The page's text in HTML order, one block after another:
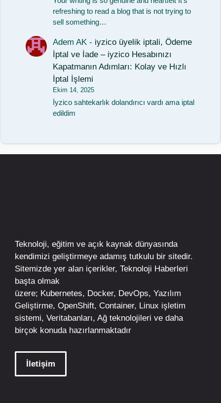
refreshing to read a blog that is not trying to
sell something…
Adem AK - iyzico üyelik iptali, Ödeme
İptal ve İade – iyzico Hesabınızı
Kapatmanın Adımları: Kolay ve Hızlı
İptal İşlemi
Ekim 14, 2025
İyzico sahtekarlık dolandırıcı vardı ama iptal
edildim
Teknoloji, eğitim ve açık kaynak dünyasında
kendimizi geliştirmeye adamış tutkulu bir sitedir.
Sitemizde yer alan içerikler, Teknoloji Haberleri
başta olmak
üzere; Kubernetes, Docker, DevOps, Yazılım
Geliştirme, OpenShift, Container, Linux işletim
sistemi, Veritabanları, Ağ teknolojileri ve daha
birçok konuda hazırlanmaktadır
İletişim